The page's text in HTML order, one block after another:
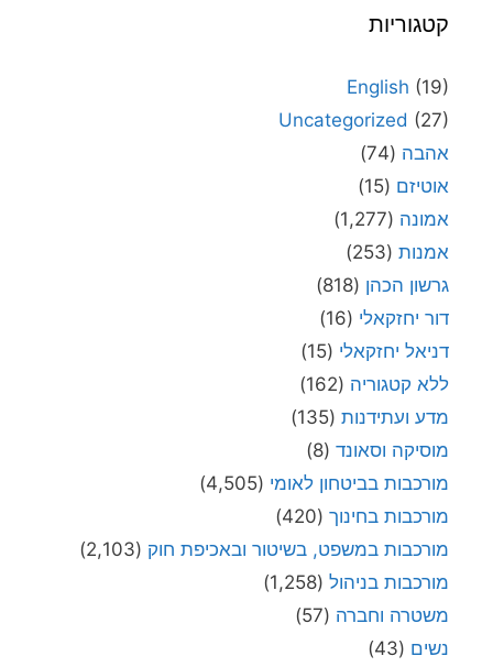
קטגוריות
English (19)
Uncategorized (27)
אהבה (74)
אוטיזם (15)
אמונה (1,277)
אמנות (253)
גרשון הכהן (818)
דור יחזקאלי (16)
דניאל יחזקאלי (15)
ללא קטגוריה (162)
מדע ועתידנות (135)
מוסיקה וסאונד (8)
מורכבות בביטחון לאומי (4,505)
מורכבות בחינוך (420)
מורכבות במשפט, בשיטור ובאכיפת חוק (2,103)
מורכבות בניהול (1,258)
משטרה וחברה (57)
נשים (43)